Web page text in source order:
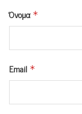
Όνομα *
Email *